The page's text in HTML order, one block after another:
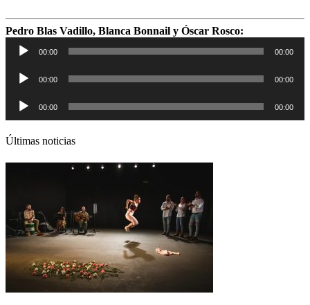
Pedro Blas Vadillo, Blanca Bonnail y Óscar Rosco:
audio
00:00 00:00
Reproductor
00:00 00:00
Reproductor
audio
00:00 00:00
Últimas noticias